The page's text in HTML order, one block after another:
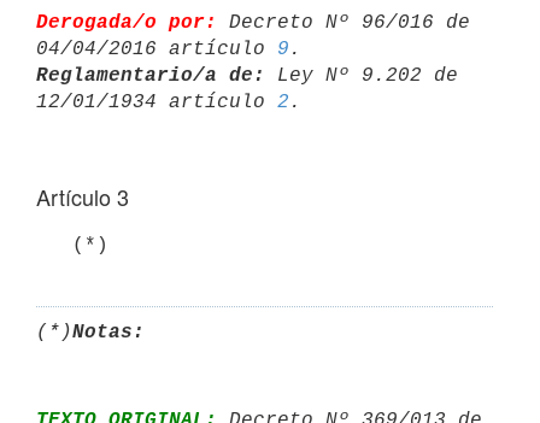
Derogada/o por:
Decreto Nº 96/016 de
04/04/2016 artículo 9
Reglamentario/a de:
Ley Nº 9.202 de
12/01/1934 artículo 2
Artículo 3
   (*)
(*)Notas: